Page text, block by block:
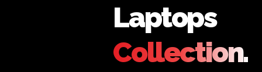
Laptops
Collection.